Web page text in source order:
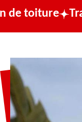
Travaux de